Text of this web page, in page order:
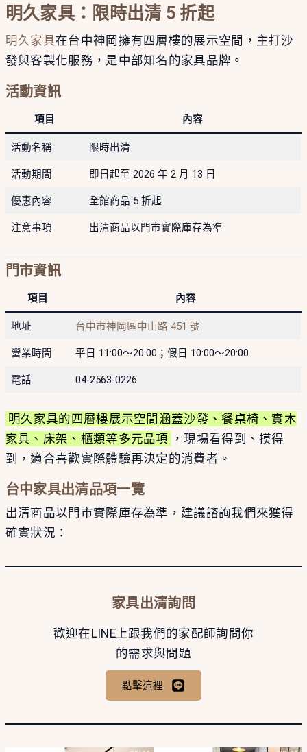
明久家具：限時出清 5 折起
明久家具在台中神岡擁有四層樓的展示空間，主打沙
發與客製化服務，是中部知名的家具品牌。
活動資訊
項目 內容
活動名稱 限時出清
活動期間 即日起至 2026 年 2 月 13 日
優惠內容 全館商品 5 折起
注意事項 出清商品以門市實際庫存為準
門市資訊
項目 內容
地址 台中市神岡區中山路 451 號
營業時間 平日 11:00～20:00；假日 10:00～20:00
電話 04-2563-0226
明久家具的四層樓展示空間涵蓋沙發、餐桌椅、實木
家具、床架、櫃類等多元品項
，現場看得到、摸得
到，適合喜歡實際體驗再決定的消費者。
台中家具出清品項一覽
出清商品以門市實際庫存為準，建議諮詢我們來獲得
確實狀況：
家具出清詢問
歡迎在LINE上跟我們的家配師詢問你
的需求與問題
點擊這裡